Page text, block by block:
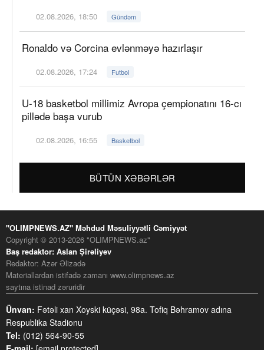
02.08.2026, 18:50 Gündəm
Ronaldo və Corcina evlənməyə hazırlaşır
02.08.2026, 17:24 Futbol
U-18 basketbol millimiz Avropa çempionatını 16-cı
pillədə başa vurub
02.08.2026, 16:55 Basketbol
BÜTÜN XƏBƏRLƏR
"OLIMPNEWS.AZ" Məhdud Məsuliyyətli Cəmiyyət
Copyright © 2013-2026 "OLIMPNEWS.az"
Baş redaktor: Aslan Şirəliyev
Redaktor: Azər Əlizadə
Materiallardan istifadə zamanı www.olimpnews.az
saytına istinad zəruridir
Ünvan: Fətəli xan Xoyski küçəsi, 98a. Tofiq Bəhramov adına
Respublika Stadionu
Tel: (012) 564-90-55